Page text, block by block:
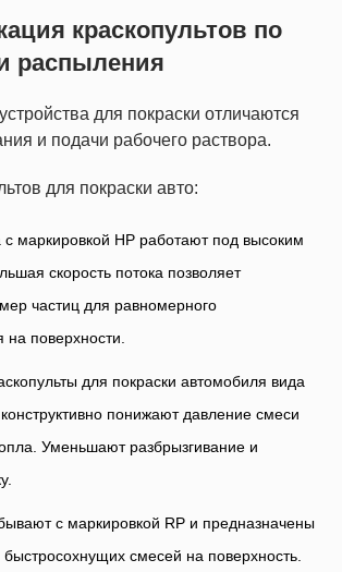
краскопультов по
распыления
для покраски отличаются
и подачи рабочего раствора.
для покраски авто:
с маркировкой HP работают под высоким
скорость потока позволяет
частиц для равномерного
поверхности.
для покраски автомобиля вида
понижают давление смеси
Уменьшают разбрызгивание и
с маркировкой RP и предназначены
смесей на поверхность.